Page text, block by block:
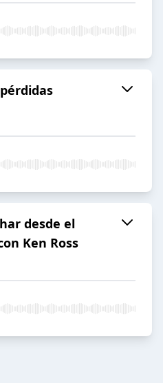
desde el
Ken Ross